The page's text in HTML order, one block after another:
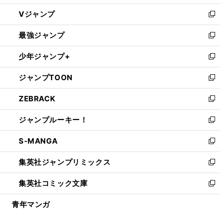
ウ
ィ
ン
ド
ウ
で
開
く
し
い
ウ
ィ
ン
ド
ウ
で
開
く
Vジャンプ
新
し
い
ウ
ィ
ン
ド
ウ
で
開
く
最強ジャンプ
新
し
い
ウ
ィ
ン
ド
ウ
で
開
く
少年ジャンプ+
新
し
い
ウ
ィ
ン
ド
ウ
で
開
く
ジャンプTOON
新
し
い
ウ
ィ
ン
ド
ウ
で
開
く
ZEBRACK
新
し
い
ウ
ィ
ン
ド
ウ
で
開
ジャンプルーキー！
新
し
い
ウ
ィ
ン
ド
ウ
S-MANGA
新
し
い
ウ
ィ
ン
集英社ジャンプリミックス
新
し
い
ウ
集英社コミック文庫
新
し
青年マンガ